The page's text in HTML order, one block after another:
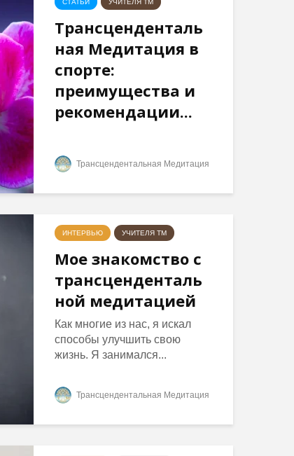
СТАТЬИ УЧИТЕЛЯ ТМ
Трансценденталь
ная Медитация в
спорте:
преимущества и
рекомендации...
Трансцендентальная Медитация
ИНТЕРВЬЮ УЧИТЕЛЯ ТМ
Мое знакомство с
трансценденталь
ной медитацией
Как многие из нас, я искал
способы улучшить свою
жизнь. Я занимался...
Трансцендентальная Медитация
Махариши